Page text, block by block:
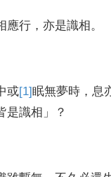
應行 ，亦是識相。
或[1]眠無夢時 ，息
是識相 」？